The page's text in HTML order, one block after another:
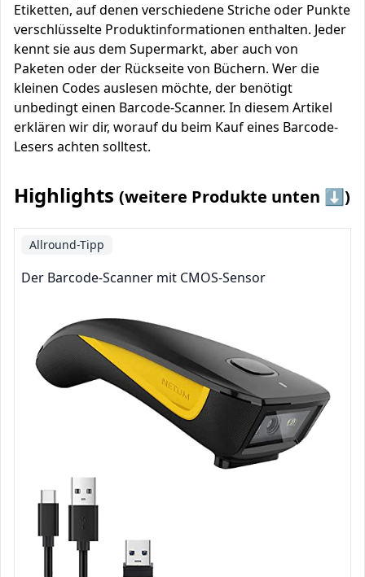
Etiketten, auf denen verschiedene Striche oder Punkte
verschlüsselte Produktinformationen enthalten. Jeder
kennt sie aus dem Supermarkt, aber auch von
Paketen oder der Rückseite von Büchern. Wer die
kleinen Codes auslesen möchte, der benötigt
unbedingt einen Barcode-Scanner. In diesem Artikel
erklären wir dir, worauf du beim Kauf eines Barcode-
Lesers achten solltest.
Highlights (weitere Produkte unten ⬇️)
Allround-Tipp
Der Barcode-Scanner mit CMOS-Sensor